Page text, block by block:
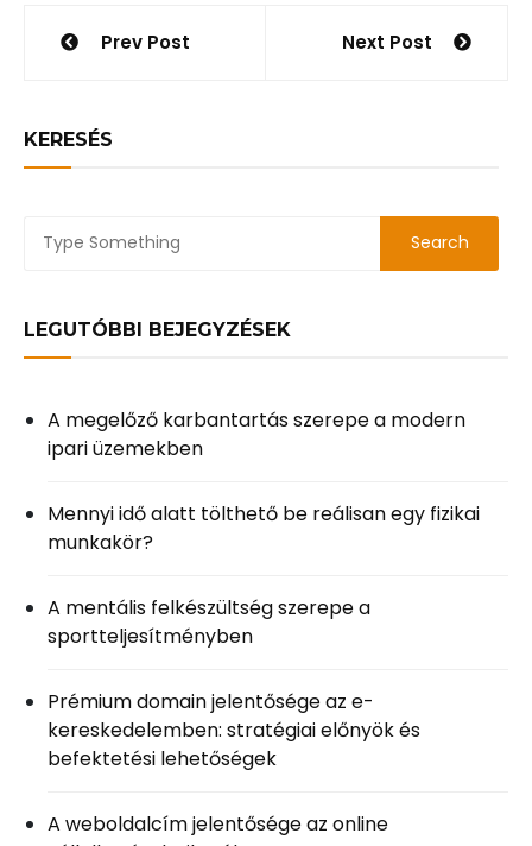
Bejegyzés
Prev Post Next Post
KERESÉS
LEGUTÓBBI BEJEGYZÉSEK
A megelőző karbantartás szerepe a modern
ipari üzemekben
Mennyi idő alatt tölthető be reálisan egy fizikai
munkakör?
A mentális felkészültség szerepe a
sportteljesítményben
Prémium domain jelentősége az e-
kereskedelemben: stratégiai előnyök és
befektetési lehetőségek
A weboldalcím jelentősége az online